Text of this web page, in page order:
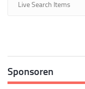
Sponsoren